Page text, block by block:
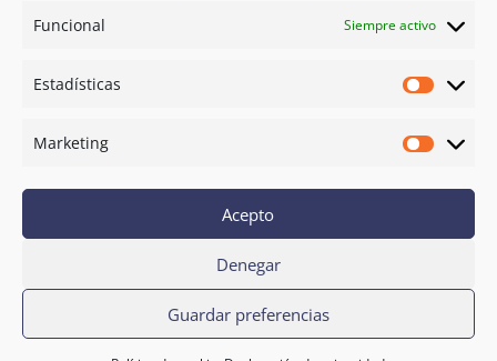
Funcional Siempre activo
Estadísticas
Marketing
Acepto
Denegar
Guardar preferencias
el orden se convirtió en mi vocación
en familia
Política de privacidad
Condiciones de contratación
© La Escuela del Orden - La Escuela
del Orden ® es una marca